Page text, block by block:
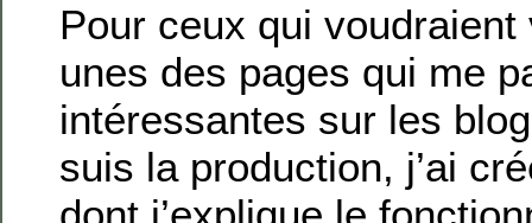
Pour ceux qui
unes des pages qui me
intéressantes sur les
suis la production, j’ai